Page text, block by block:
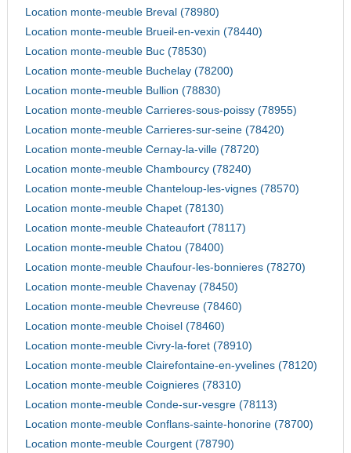
Location monte-meuble Breval (78980)
Location monte-meuble Brueil-en-vexin (78440)
Location monte-meuble Buc (78530)
Location monte-meuble Buchelay (78200)
Location monte-meuble Bullion (78830)
Location monte-meuble Carrieres-sous-poissy (78955)
Location monte-meuble Carrieres-sur-seine (78420)
Location monte-meuble Cernay-la-ville (78720)
Location monte-meuble Chambourcy (78240)
Location monte-meuble Chanteloup-les-vignes (78570)
Location monte-meuble Chapet (78130)
Location monte-meuble Chateaufort (78117)
Location monte-meuble Chatou (78400)
Location monte-meuble Chaufour-les-bonnieres (78270)
Location monte-meuble Chavenay (78450)
Location monte-meuble Chevreuse (78460)
Location monte-meuble Choisel (78460)
Location monte-meuble Civry-la-foret (78910)
Location monte-meuble Clairefontaine-en-yvelines (78120)
Location monte-meuble Coignieres (78310)
Location monte-meuble Conde-sur-vesgre (78113)
Location monte-meuble Conflans-sainte-honorine (78700)
Location monte-meuble Courgent (78790)